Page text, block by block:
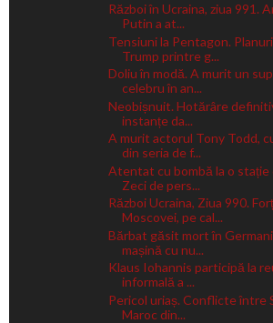
Război în Ucraina, ziua 991.
Putin a at...
Tensiuni la Pentagon.
Trump printre g...
Doliu în modă. A murit un
celebru în an...
Neobișnuit. Hotărâre
instanțe da...
A murit actorul Tony Todd,
din seria de f...
Atentat cu bombă la o stație
Zeci de pers...
Război Ucraina, Ziua 990.
Moscovei, pe cal...
Bărbat găsit mort în
mașină cu nu...
Klaus Iohannis participă la
informală a ...
Pericol uriaș. Conflicte între
Maroc din...